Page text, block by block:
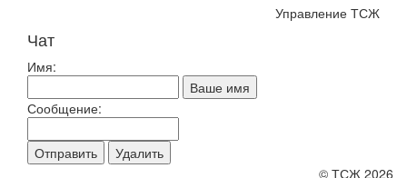
Управление ТСЖ
Чат
Имя:
Ваше имя
Сообщение:
Отправить
Удалить
© ТСЖ 2026